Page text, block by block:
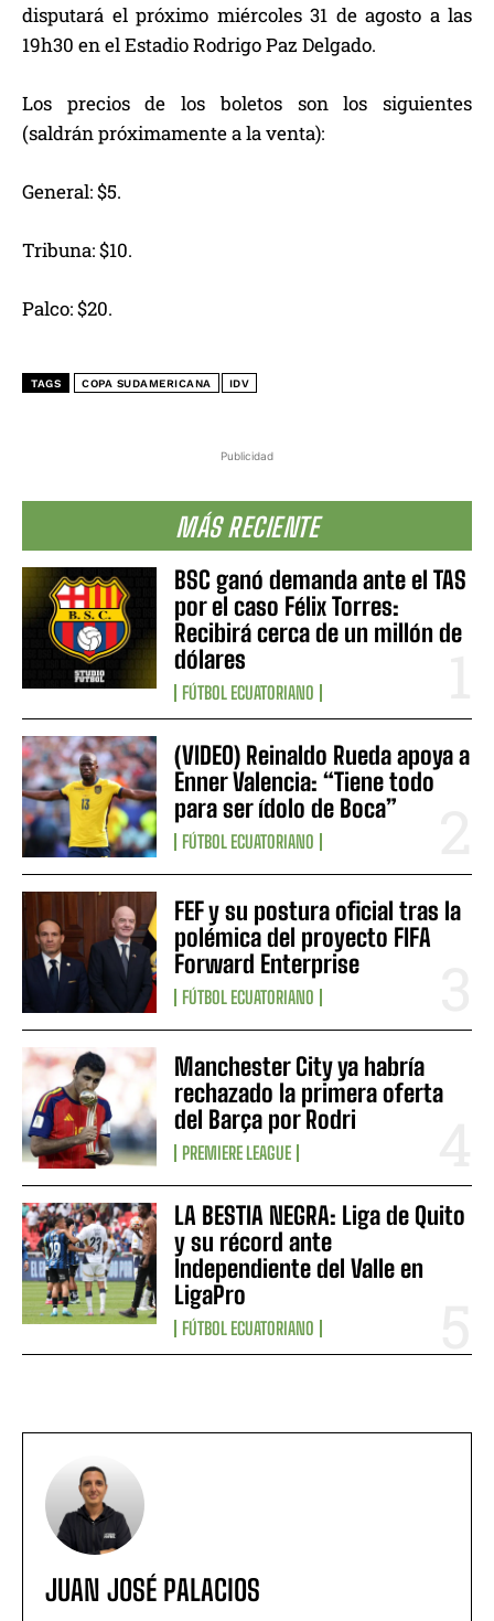
Publicidad
MÁS RECIENTE
BSC ganó demanda ante el TAS
por el caso Félix Torres:
Recibirá cerca de un millón de
dólares
FÚTBOL ECUATORIANO
(VIDEO) Reinaldo Rueda apoya a
Enner Valencia: “Tiene todo
para ser ídolo de Boca”
FÚTBOL ECUATORIANO
FEF y su postura oficial tras la
polémica del proyecto FIFA
Forward Enterprise
FÚTBOL ECUATORIANO
Manchester City ya habría
rechazado la primera oferta
del Barça por Rodri
PREMIERE LEAGUE
LA BESTIA NEGRA: Liga de Quito
y su récord ante
Independiente del Valle en
LigaPro
FÚTBOL ECUATORIANO
disputará el próximo miércoles 31 de agosto a las
19h30 en el Estadio Rodrigo Paz Delgado.
Los precios de los boletos son los siguientes
(saldrán próximamente a la venta):
General: $5.
Tribuna: $10.
Palco: $20.
TAGS COPA SUDAMERICANA IDV
JUAN JOSÉ PALACIOS